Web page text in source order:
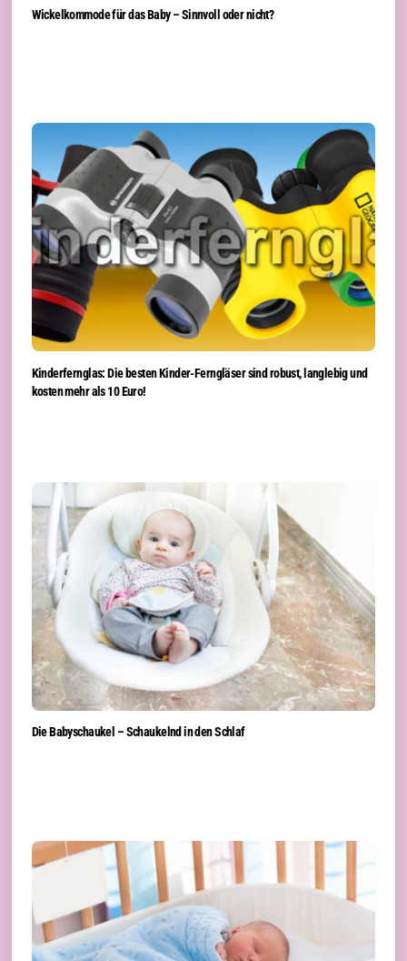
Wickelkommode für das Baby – Sinnvoll oder nicht?
Kinderfernglas: Die besten Kinder-Ferngläser sind robust, langlebig und
kosten mehr als 10 Euro!
Die Babyschaukel – Schaukelnd in den Schlaf